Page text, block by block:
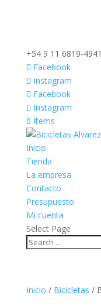
+54 9 11 6819-4941
Facebook
Instagram
Facebook
Instagram
0 Items
Inicio
Tienda
La empresa
Contacto
Presupuesto
Mi cuenta
Select Page
Inicio / Bicicletas /